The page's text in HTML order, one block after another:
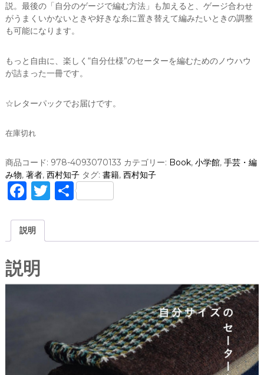
説。最後の「自分のゲージで編む方法」も加えると、ゲージ合わせ
がうまくいかないときや好きな糸に置き替えて編みたいときの調整
も可能になります。
もっと自由に、楽しく“自分仕様”のセーターを編むためのノウハウ
が詰まった一冊です。
☆レターパックでお届けです。
在庫切れ
商品コード: 978-4093070133 カテゴリー: Book, 小学館, 手芸・編
み物, 著者, 西村知子 タグ: 書籍, 西村知子
F
c
b
o
T
te
共
説明
説明